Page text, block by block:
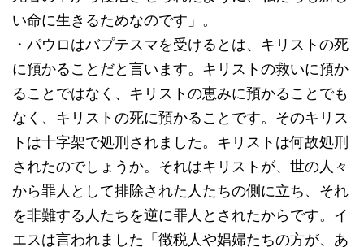
い命に生きるためなのです」。
・パウロはバプテスマを受けるとは、キリストの死
に預かることだと言います。キリストの救いに預か
ることではなく、キリストの恵みに預かることでも
なく、キリストの死に預かることです。そのキリス
トは十字架で処刑されました。キリストは何故処刑
されたのでしょうか。それはキリストが、世の人々
から罪人として排除された人たちの側に立ち、それ
を非難する人たちを逆に罪人とされたからです。イ
エスは言われました「徴税人や娼婦たちの方が、あ